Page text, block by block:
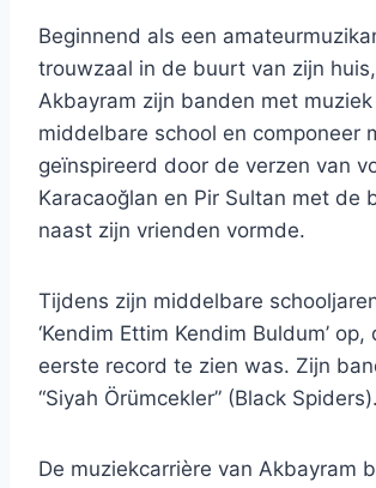
Beginnend als een
trouwzaal in de buurt van zijn
Akbayram zijn banden met
middelbare school en componeer
geïnspireerd door de verzen van
Karacaoğlan en Pir Sultan met de
naast zijn vrienden vormde.
Tijdens zijn middelbare
‘Kendim Ettim Kendim Buldum’ op,
eerste record te zien was. Zijn
“Siyah Örümcekler” (Black Spiders).
De muziekcarrière van Akbayram